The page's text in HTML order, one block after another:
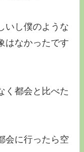
いし僕のような
はなかったです
く都会と比べた
会に行ったら空